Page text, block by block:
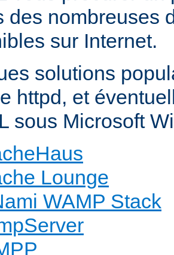
des nombreuses
sur Internet.
solutions
httpd, et
sous Microsoft
Lounge
WAMP Stack